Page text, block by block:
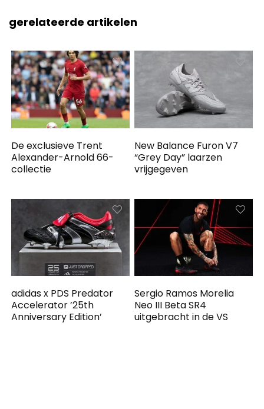
gerelateerde artikelen
De exclusieve Trent
Alexander-Arnold 66-
collectie
New Balance Furon V7
“Grey Day” laarzen
vrijgegeven
adidas x PDS Predator
Accelerator ’25th
Anniversary Edition’
Sergio Ramos Morelia
Neo III Beta SR4
uitgebracht in de VS